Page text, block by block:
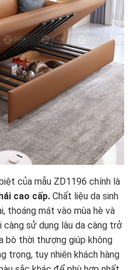
của mẫu ZD1196 chính là
cao cấp. Chất liệu da sinh
thoáng mát vào mùa hè và
càng sử dụng lâu da càng trở
bò thời thượng giúp không
trọng, tuy nhiên khách hàng